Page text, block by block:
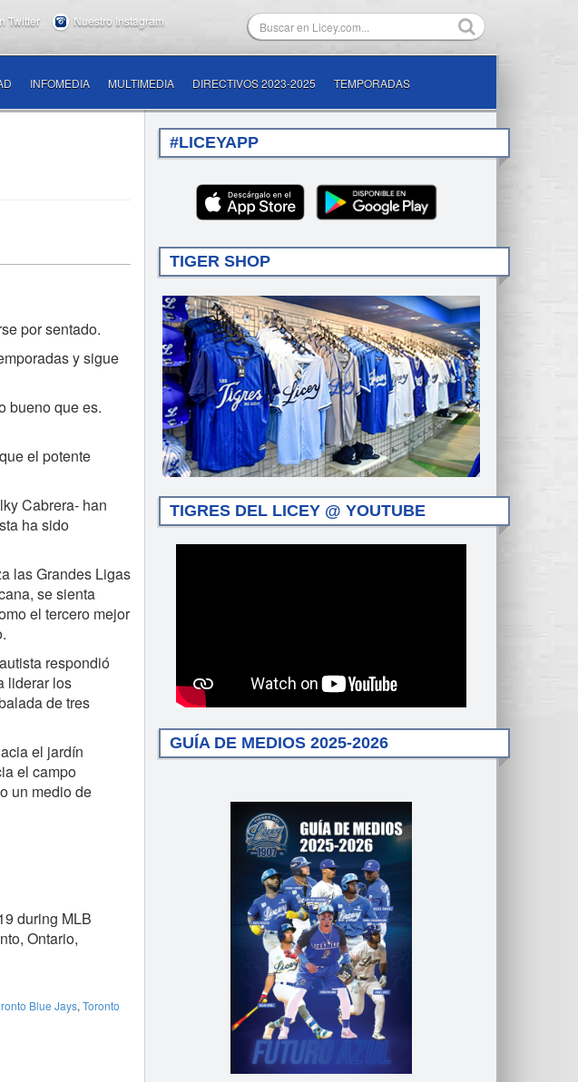
Twitter Nuestro Instagram
INFOMEDIA MULTIMEDIA DIRECTIVOS 2023-2025 TEMPORADAS
por sentado.
y sigue
bueno que es.
el potente
Cabrera- han
ha sido
las Grandes Ligas
se sienta
el tercero mejor
respondió
liderar los
de tres
el jardín
el campo
un medio de
during MLB
Ontario,
Blue Jays, Toronto
#LICEYAPP
TIGER SHOP
TIGRES DEL LICEY @ YOUTUBE
GUÍA DE MEDIOS 2025-2026